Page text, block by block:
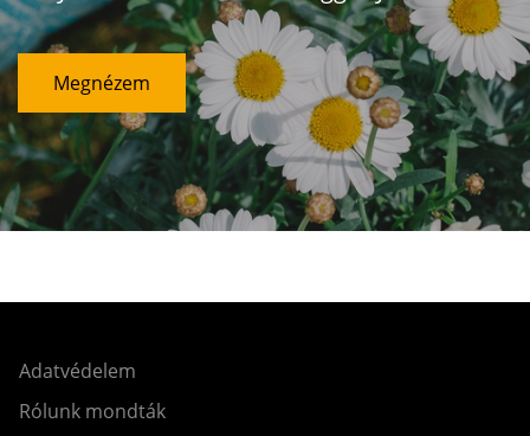
Megnézem
Adatvédelem
Rólunk mondták